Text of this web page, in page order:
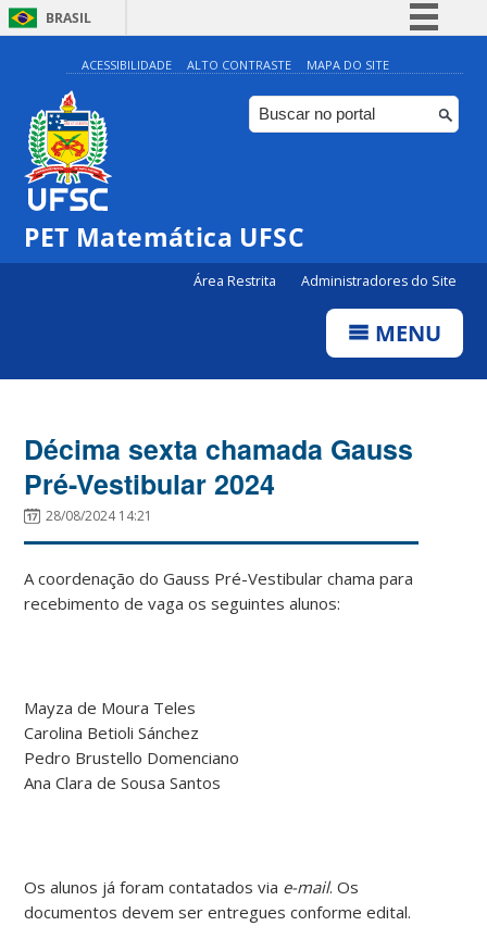
BRASIL
Simplifique!
Comunica BR
Participe
ACESSIBILIDADE ALTO CONTRASTE MAPA DO SITE
PET Matemática UFSC
Área Restrita Administradores do Site
MENU
Décima sexta chamada Gauss
Pré-Vestibular 2024
28/08/2024 14:21
A coordenação do Gauss Pré-Vestibular chama para
recebimento de vaga os seguintes alunos:
Mayza de Moura Teles
Carolina Betioli Sánchez
Pedro Brustello Domenciano
Ana Clara de Sousa Santos
Os alunos já foram contatados via e-mail. Os
documentos devem ser entregues conforme edital.